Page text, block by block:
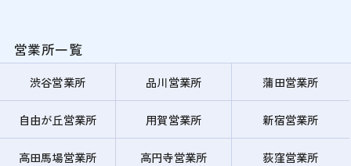
営業所一覧
渋谷営業所 品川営業所 蒲田営業所
自由が丘営業所 用賀営業所 新宿営業所
高田馬場営業所 高円寺営業所 荻窪営業所